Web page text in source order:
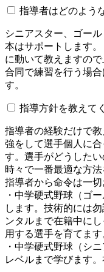
指導者はどのよう
シニアスター、ゴー
本はサポートします
に動いて教えますの
合同で練習を行う場
す。
指導方針を教えて
指導者の経験だけで
強をして選手個人に
す。選手がどうした
時々で一番最適な方
指導者から命令は一切
・中学硬式野球（ゴ
します。技術的には
ンタルまで在籍中に
用する選手を育てます
・中学硬式野球（シ
レベルまで学びます